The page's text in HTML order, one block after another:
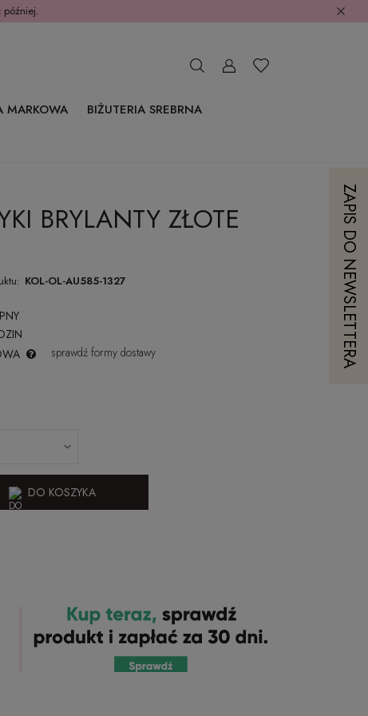
później.
MARKOWA
BIŻUTERIA SREBRNA
BRYLANTY ZŁOTE
KOL-OL-AU585-1327
sprawdź formy dostawy
DO KOSZYKA
ZAPIS DO NEWSLETTERA